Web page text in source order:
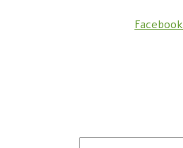
Facebook